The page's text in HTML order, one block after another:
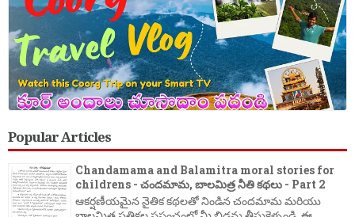
Popular Articles
Chandamama and Balamitra moral stories for
childrens - చందమామ, బాలమిత్ర నీతి కథలు - Part 2
ఆకర్షణీయమైన నైతిక కథలతో నిండిన చందమామ మరియు